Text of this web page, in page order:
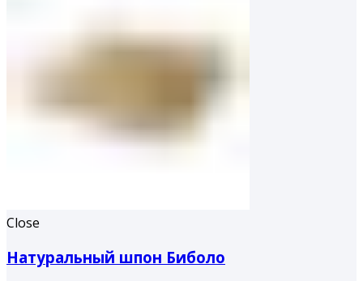
Close
Натуральный шпон Биболо